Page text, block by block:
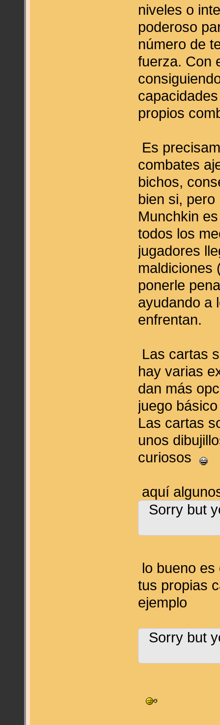
niveles o
poderoso
número de
fuerza. Con
propios
Es
combates
bichos,
bien si,
Munchkin
todos los
jugadores
maldiciones
ponerle
ayudando a
enfrentan.
Las cartas
hay varias
dan más
juego
Las cartas
unos
curiosos
aquí
Sorry but
lo bueno
tus propias
ejemplo
Sorry but